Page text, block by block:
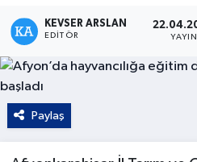
KEVSER ARSLAN
EDITÖR
Paylaş
Teknoloji
Kültür - Sanat
Yaşam
Haber Arşivi